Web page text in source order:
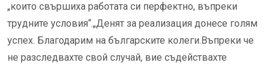
„които свършиха работата си перфектно, въпреки
трудните условия“.„Денят за реализация донесе голям
успех. Благодарим на българските колеги.Въпреки че
не разследвахте свой случай, вие съдействахте